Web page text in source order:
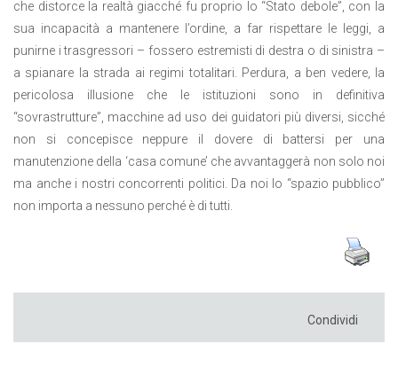
che distorce la realtà giacché fu proprio lo “Stato debole”, con la
sua incapacità a mantenere l’ordine, a far rispettare le leggi, a
punirne i trasgressori – fossero estremisti di destra o di sinistra –
a spianare la strada ai regimi totalitari. Perdura, a ben vedere, la
pericolosa illusione che le istituzioni sono in definitiva
“sovrastrutture”, macchine ad uso dei guidatori più diversi, sicché
non si concepisce neppure il dovere di battersi per una
manutenzione della ‘casa comune’ che avvantaggerà non solo noi
ma anche i nostri concorrenti politici. Da noi lo “spazio pubblico”
non importa a nessuno perché è di tutti.
Condividi